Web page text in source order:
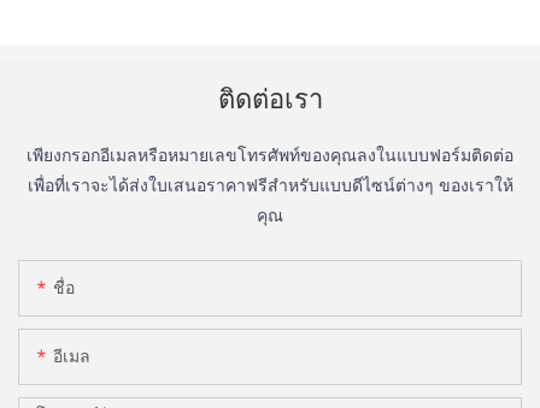
ติดต่อเรา
เพียงกรอกอีเมลหรือหมายเลขโทรศัพท์ของคุณลงในแบบฟอร์มติดต่อ
เพื่อที่เราจะได้ส่งใบเสนอราคาฟรีสำหรับแบบดีไซน์ต่างๆ ของเราให้
คุณ
ชื่อ
อีเมล